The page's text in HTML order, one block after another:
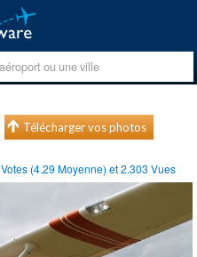
Télécharger vos photos
Votes (4.29 Moyenne) et2.303 Vues